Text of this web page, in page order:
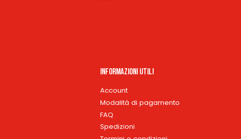
Informazioni Utili
Account
Modalità di pagamento
FAQ
Spedizioni